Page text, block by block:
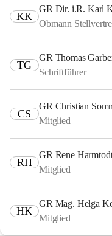
KK
GR Dir. i.R. Karl
Obmann
TG
GR Thomas
Schriftführer
CS
GR Christian
Mitglied
RH
GR Rene
Mitglied
HK
GR Mag. Helga
Mitglied